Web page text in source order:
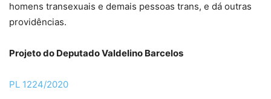
homens transexuais e demais pessoas trans, e dá outras
providências.
Projeto do Deputado Valdelino Barcelos
PL 1224/2020